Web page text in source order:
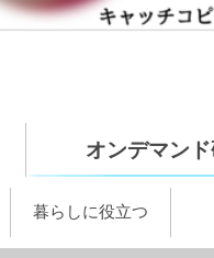
オンデマン
暮らしに役立つ